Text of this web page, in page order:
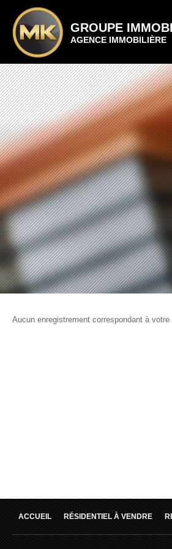
GROUPE
AGENCE IMMOBILIÈRE
Aucun enregistrement correspondant à votre
ACCUEIL RÉSIDENTIEL À VENDRE